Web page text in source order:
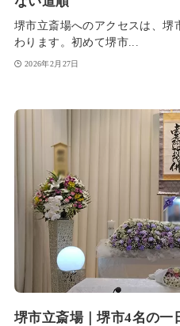
堺市立斎場へのアクセスは、堺
わります。初めて堺市...
2026年2月27日
堺市立斎場｜堺市4名の一